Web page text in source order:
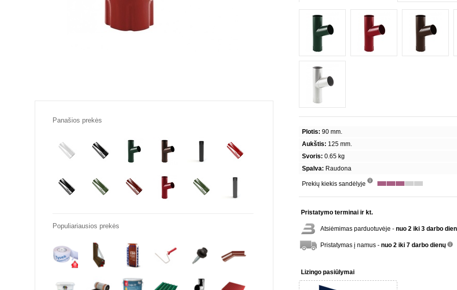
Plotis: 90 mm.
Aukštis: 125 mm.
Svoris: 0.65 kg
Spalva: Raudona
Prekių kiekis sandėlyje
Pristatymo terminai ir kt.
Atsiėmimas parduotuvėje - nuo 2 iki 3 darbo
Pristatymas į namus - nuo 2 iki 7 darbo dienų
Lizingo pasiūlymai
Panašios prekės
Populiariausios prekės